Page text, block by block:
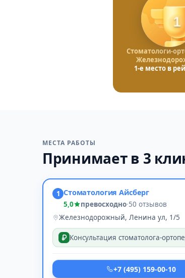
1
Стоматологи-
1-е место в
МЕСТА РАБОТЫ
Принимает в 3
1 Стоматология Айсберг
5,0 превосходно·50 отзывов
Железнодорожный, Ленина ул, 1/5
Консультация стоматолога-
+7 (495) 159-00-10